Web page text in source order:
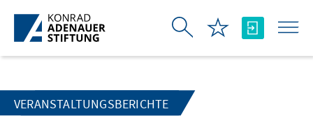
Zum Hauptinhalt springen
VERANSTALTUNGSBERICHTE